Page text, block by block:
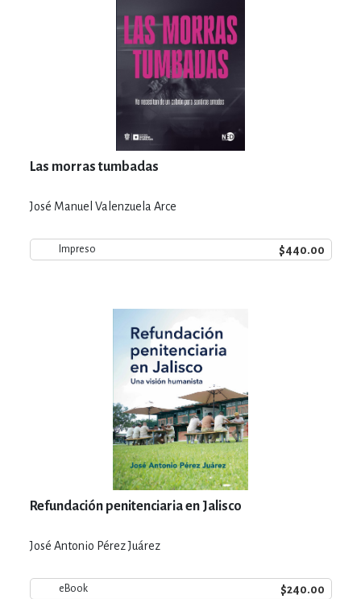
Las morras tumbadas
José Manuel Valenzuela Arce
Impreso $440.00
Refundación penitenciaria en Jalisco
José Antonio Pérez Juárez
eBook $240.00